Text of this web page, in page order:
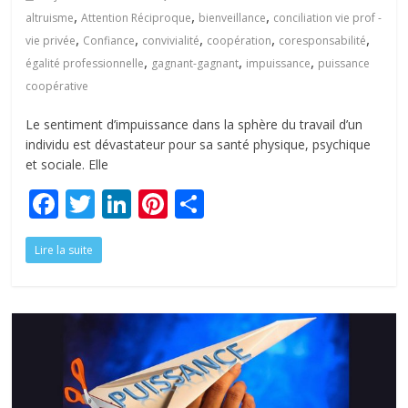
altruisme,Attention Réciproque, bienveillance, conciliation vie prof -
vie privée, Confiance, convivialité, coopération, coresponsabilité,
égalité professionnelle, gagnant-gagnant, impuissance, puissance
coopérative
Le sentiment d’impuissance dans la sphère du travail d’un
individu est dévastateur pour sa santé physique, psychique
et sociale. Elle
F
ac
e
o
o
k
T
w
itt
Li
dI
n
Pi
st er
Lire la suite